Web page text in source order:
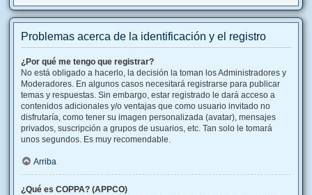
Problemas acerca de la identificación y el registro
¿Por qué me tengo que registrar?
No está obligado a hacerlo, la decisión la toman los Administradores y
Moderadores. En algunos casos necesitará registrarse para publicar
temas y respuestas. Sin embargo, estar registrado le dará acceso a
contenidos adicionales y/o ventajas que como usuario invitado no
disfrutaría, como tener su imagen personalizada (avatar), mensajes
privados, suscripción a grupos de usuarios, etc. Tan solo le tomará
unos segundos. Es muy recomendable.
Arriba
¿Qué es COPPA? (APPCO)